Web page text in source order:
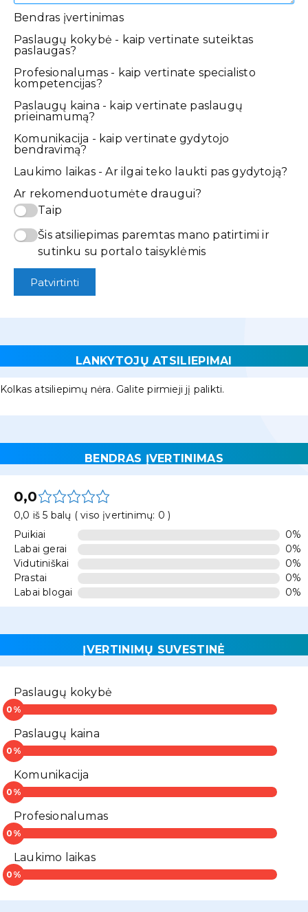
Bendras įvertinimas
Paslaugų kokybė - kaip vertinate suteiktas
paslaugas?
Profesionalumas - kaip vertinate specialisto
kompetencijas?
Paslaugų kaina - kaip vertinate paslaugų
prieinamumą?
Komunikacija - kaip vertinate gydytojo
bendravimą?
Laukimo laikas - Ar ilgai teko laukti pas gydytoją?
Ar rekomenduotumėte draugui?
Taip
Šis atsiliepimas paremtas mano patirtimi ir
sutinku su portalo taisyklėmis
Patvirtinti
LANKYTOJŲ ATSILIEPIMAI
Kolkas atsiliepimų nėra. Galite pirmieji jį palikti.
BENDRAS ĮVERTINIMAS
0,0
0,0 iš 5 balų ( viso įvertinimų: 0 )
Puikiai
0%
Labai gerai
0%
Vidutiniškai
0%
Prastai
0%
Labai blogai
0%
ĮVERTINIMŲ SUVESTINĖ
Paslaugų kokybė
Paslaugų kaina
Komunikacija
Profesionalumas
Laukimo laikas